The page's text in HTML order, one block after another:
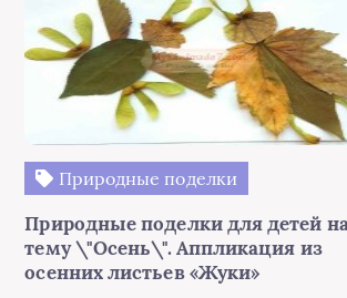
Природные поделки
Природные поделки для детей
тему \"Осень\". Аппликация из
осенних листьев «Жуки»